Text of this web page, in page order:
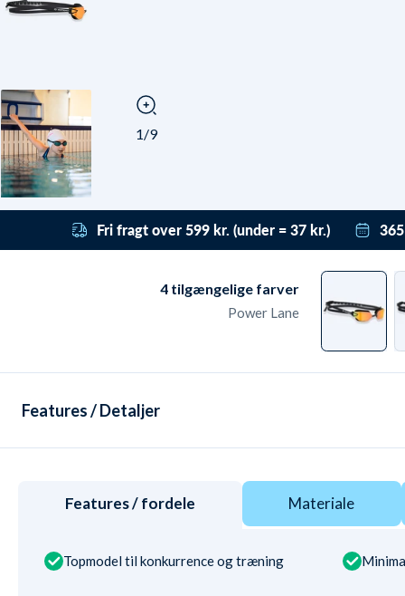
1/9
Fri fragt over 599 kr. (under = 37 kr.)
levering fra kun 37 kr. Leveringen er dag-til-
dag ved bestilling før 22:00 - også i
få
4 tilgængelige farver
Power Lane
Features / Detaljer
Features / fordele
Topmodel til konkurrence og træning
Materiale